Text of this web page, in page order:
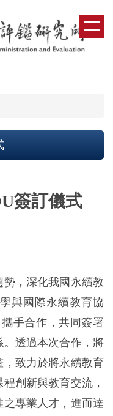
簽訂儀式
，深化我國永續教
與國際永續教育協
手合作，共同簽署
透過本次合作，將
致力於將永續教育
創新與教育交流，
專業人才，進而達